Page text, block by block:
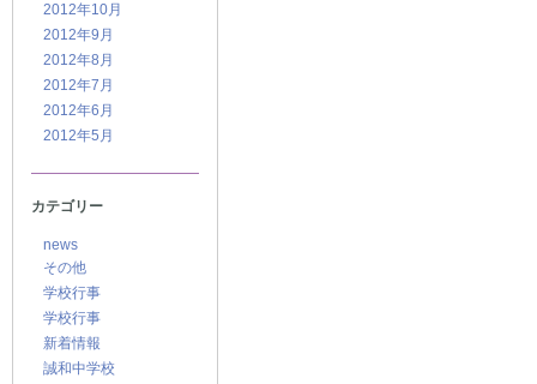
2012年10月
2012年9月
2012年8月
2012年7月
2012年6月
2012年5月
カテゴリー
news
その他
学校行事
学校行事
新着情報
誠和中学校